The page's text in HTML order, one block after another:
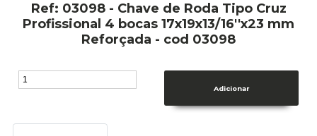
Ref: 03098 - Chave de Roda Tipo Cruz
Profissional 4 bocas 17x19x13/16''x23 mm
Reforçada - cod 03098